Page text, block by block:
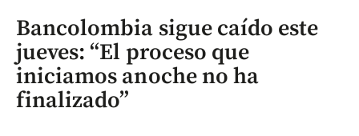
Bancolombia sigue caído este
jueves: “El proceso que
iniciamos anoche no ha
finalizado”